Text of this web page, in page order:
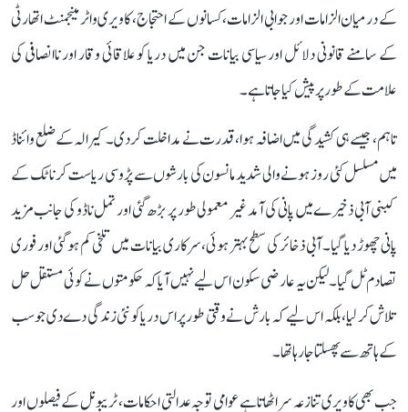
کے درمیان الزامات اور جوابی الزامات، کسانوں کے احتجاج، کاویری واٹر مینجمنٹ اتھارٹی
کے سامنے قانونی دلائل اور سیاسی بیانات جن میں دریا کو علاقائی وقار اور ناانصافی کی
علامت کے طور پر پیش کیا جاتا ہے۔
تاہم، جیسے ہی کشیدگی میں اضافہ ہوا، قدرت نے مداخلت کر دی۔ کیرالہ کے ضلع وائناڈ
میں مسلسل کئی روز ہونے والی شدید مانسون کی بارشوں سے پڑوسی ریاست کرناٹک کے
کبنی آبی ذخیرے میں پانی کی آمد غیر معمولی طور پر بڑھ گئی اور تمل ناڈو کی جانب مزید
پانی چھوڑ دیا گیا۔ آبی ذخائر کی سطح بہتر ہوئی، سرکاری بیانات میں تلخی کم ہو گئی اور فوری
تصادم ٹل گیا۔ لیکن یہ عارضی سکون اس لیے نہیں آیا کہ حکومتوں نے کوئی مستقل حل
تلاش کر لیا، بلکہ اس لیے کہ بارش نے وقتی طور پر اس دریا کو نئی زندگی دے دی جو سب
کے ہاتھ سے پھسلتا جا رہا تھا۔
جب بھی کاویری تنازعہ سر اٹھاتا ہے عوامی توجہ عدالتی احکامات، ٹریبونل کے فیصلوں اور